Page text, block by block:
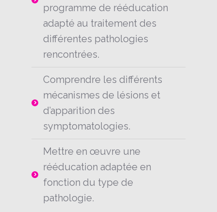
programme de rééducation
adapté au traitement des
différentes pathologies
rencontrées.
Comprendre les différents
mécanismes de lésions et
d’apparition des
symptomatologies.
Mettre en œuvre une
rééducation adaptée en
fonction du type de
pathologie.